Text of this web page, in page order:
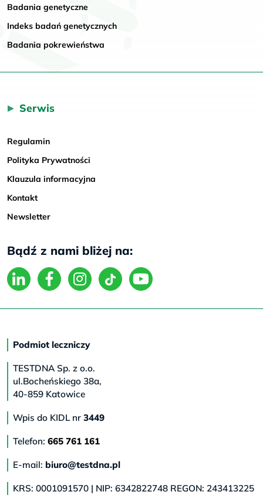
Badania genetyczne
Indeks badań genetycznych
Badania pokrewieństwa
Serwis
Regulamin
Polityka Prywatności
Klauzula informacyjna
Kontakt
Newsletter
Bądź z nami bliżej na:
Podmiot leczniczy
TESTDNA Sp. z o.o.
ul.Bocheńskiego 38a,
40-859 Katowice
Wpis do KIDL nr 3449
Telefon: 665 761 161
E-mail: biuro@testdna.pl
KRS: 0001091570 | NIP: 6342822748 REGON: 243413225